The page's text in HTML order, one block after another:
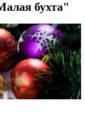
бухта"